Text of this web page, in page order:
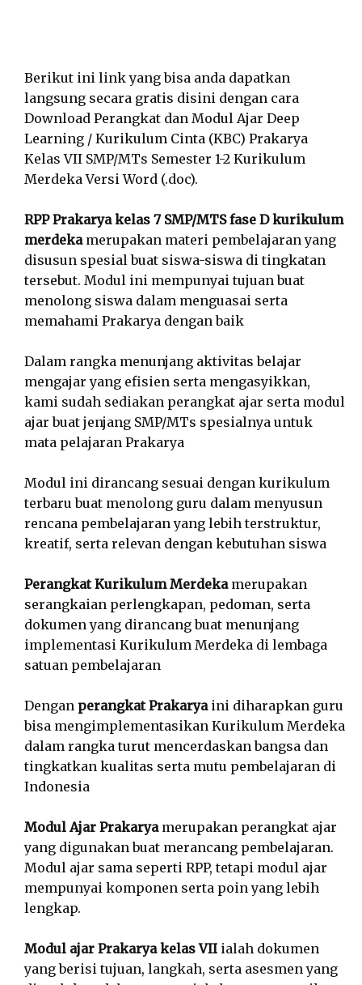
Berikut ini link yang bisa anda dapatkan
langsung secara gratis disini dengan cara
Download Perangkat dan Modul Ajar Deep
Learning / Kurikulum Cinta (KBC) Prakarya
Kelas VII SMP/MTs Semester 1-2 Kurikulum
Merdeka Versi Word (.doc).
RPP Prakarya kelas 7 SMP/MTS fase D kurikulum
merdekamerupakan materi pembelajaran yang
disusun spesial buat siswa-siswa di tingkatan
tersebut. Modul ini mempunyai tujuan buat
menolong siswa dalam menguasai serta
memahami Prakarya dengan baik
Dalam rangka menunjang aktivitas belajar
mengajar yang efisien serta mengasyikkan,
kami sudah sediakan perangkat ajar serta modul
ajar buat jenjang SMP/MTs spesialnya untuk
mata pelajaran Prakarya
Modul ini dirancang sesuai dengan kurikulum
terbaru buat menolong guru dalam menyusun
rencana pembelajaran yang lebih terstruktur,
kreatif, serta relevan dengan kebutuhan siswa
Perangkat Kurikulum Merdekamerupakan
serangkaian perlengkapan, pedoman, serta
dokumen yang dirancang buat menunjang
implementasi Kurikulum Merdeka di lembaga
satuan pembelajaran
Dengan perangkat Prakaryaini diharapkan guru
bisa mengimplementasikan Kurikulum Merdeka
dalam rangka turut mencerdaskan bangsa dan
tingkatkan kualitas serta mutu pembelajaran di
Indonesia
Modul Ajar Prakaryamerupakan perangkat ajar
yang digunakan buat merancang pembelajaran.
Modul ajar sama seperti RPP, tetapi modul ajar
mempunyai komponen serta poin yang lebih
lengkap.
Modul ajar Prakarya kelas VII ialah dokumen
yang berisi tujuan, langkah, serta asesmen yang